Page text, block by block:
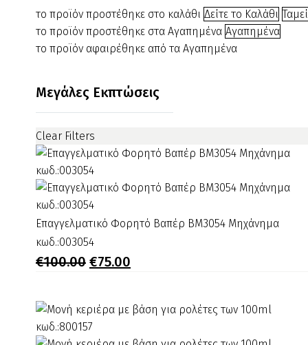
–
Λάδι
αφαίρεσης
κωδ.:500325
το προϊόν προστέθηκε στο καλάθι Δείτε το Καλάθι
το προϊόν προστέθηκε στα Αγαπημένα Αγαπημένα
το προϊόν αφαιρέθηκε από τα Αγαπημένα
Μεγάλες Εκπτώσεις
Clear Filters
Επαγγελματικό
Φορητό
Βαπέρ
κωδ.:003054
Επαγγελματικό Φορητό Βαπέρ BM3054 Μηχάνημα
κωδ.:003054
€100.00 Original
€100.00.
€75.00
είναι:
€75.00.